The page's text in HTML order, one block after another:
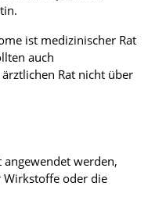
ist medizinischer Rat
auch
Rat nicht über
werden,
Wirkstoffe oder die